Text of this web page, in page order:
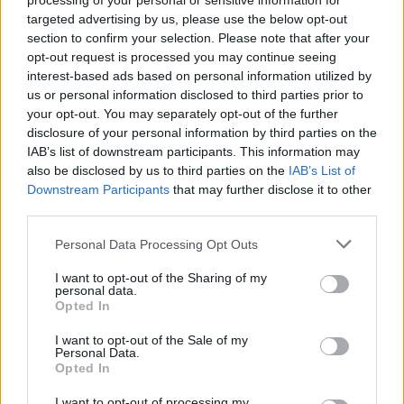
targeted advertising by us, please use the below opt-out
section to confirm your selection. Please note that after your
opt-out request is processed you may continue seeing
interest-based ads based on personal information utilized by
us or personal information disclosed to third parties prior to
your opt-out. You may separately opt-out of the further
disclosure of your personal information by third parties on the
IAB’s list of downstream participants. This information may
also be disclosed by us to third parties on the IAB’s List of
Downstream Participants that may further disclose it to other
Please note that this website/app uses one or more Google
not limited to your visit or usage behaviour. You may click to
grant or deny consent to Google and its third-party tags to
use your data for below specified purposes in below Google
consent section.
Personal Data Processing Opt Outs
I want to opt-out of the Sharing of my
personal data.
Opted In
I want to opt-out of the Sale of my
Personal Data.
Opted In
Beleuchtung des Adventskranzes
Am 3. Dezember zündeten sie offiziell die erste Kerze des
Adventskranzes anWenn das nicht Grund genug ist, den
Várkert Bazár zu besuchen, dann wird der Auftritt des
Honvéd Men’s Choir sicherlich alle dazu verleiten, sich über
den Anblick und Klang dieses fantastischen Ereignisses zu
wundern. Neben vielen anderen großartigen Veranstaltungen
wird die Bagossy Brothers Company auch am 3. Dezember
auftreten. Darüber hinaus steht das „Dance in the Snow“-
Konzert von Tamás Szarka auch auf der Musikkarte des
Várkert Bazár.
Kulturelle Strecke: Barcelona Gipsy balKan Orchestra
Neben den vielen internationalen Gewürzen des diesjährigen
balKan Orchestra auf die Bühne gehen. Lassen Sie sich auch
die kulturelle Auffrischung des Várkert Irodalom Aposztróf
nicht entgehen! Am 12. Dezember moderiert die Literatin
Budapest Bar Doppelkonzert
Die Budapester Anwaltskammer wird am 17. Dezember auf